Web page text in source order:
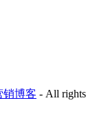
销博客 - All rights